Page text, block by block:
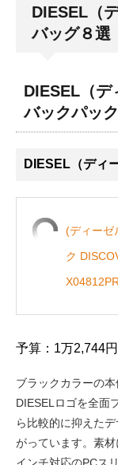
DIESEL（
バッグ８選
DIESEL（デ
バックパック
DIESEL（ディ
(ディーゼ
ク
予算：1万2,744
ブラックカラーの
DIESELロゴを全面
ら比較的に抑えた
がっています。素